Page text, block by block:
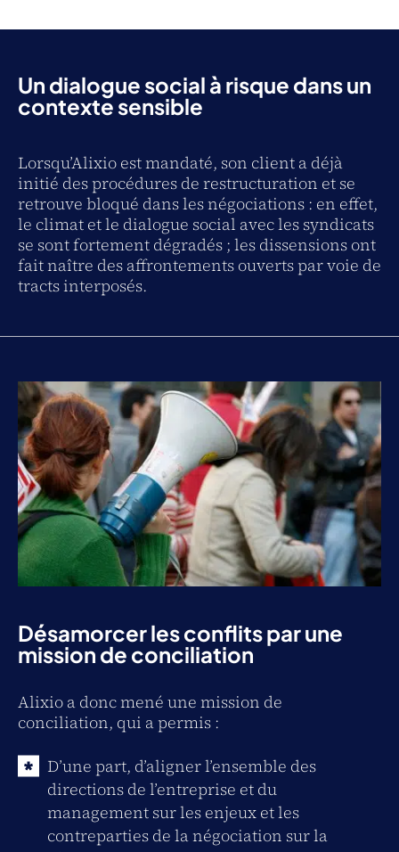
Un dialogue social à risque dans un
contexte sensible
Lorsqu’Alixio est mandaté, son client a déjà
initié des procédures de restructuration et se
retrouve bloqué dans les négociations : en effet,
le climat et le dialogue social avec les syndicats
se sont fortement dégradés ; les dissensions ont
fait naître des affrontements ouverts par voie de
tracts interposés.
Désamorcer les conflits par une
mission de conciliation
Alixio a donc mené une mission de
conciliation, qui a permis :
D’une part, d’aligner l’ensemble des
directions de l’entreprise et du
management sur les enjeux et les
contreparties de la négociation sur la